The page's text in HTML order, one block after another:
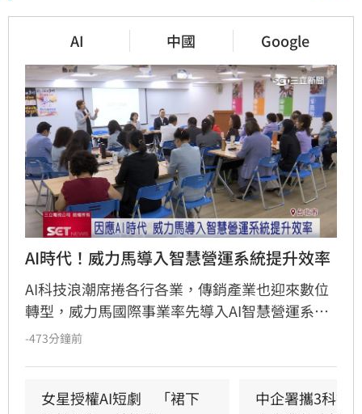
AI 中國 Google
AI時代！威力馬導入智慧營運系統提升效率
AI科技浪潮席捲各行各業，傳銷產業也迎來數位
轉型，威力馬國際事業率先導入AI智慧營運系
統，大幅優化重複性行政工作，讓從業人員能將
-473分鐘前
女星授權AI短劇　「裙下
中企署攜3科技